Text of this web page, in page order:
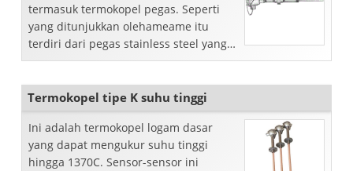
termasuk termokopel pegas. Seperti
yang ditunjukkan olehameame itu
terdiri dari pegas stainless steel yang
menghubungkan ujung ke monit ...
Termokopel tipe K suhu tinggi
Ini adalah termokopel logam dasar
yang dapat mengukur suhu tinggi
hingga 1370C. Sensor-sensor ini